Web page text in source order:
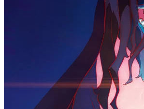
Расследование сестры Бонифации
Мэр Кингстауна
10 серия
Паук-Нуар
LEGO Ниндзяго: Восстание
Вечная воля
3 серия
аниме сериал
Изгнанный